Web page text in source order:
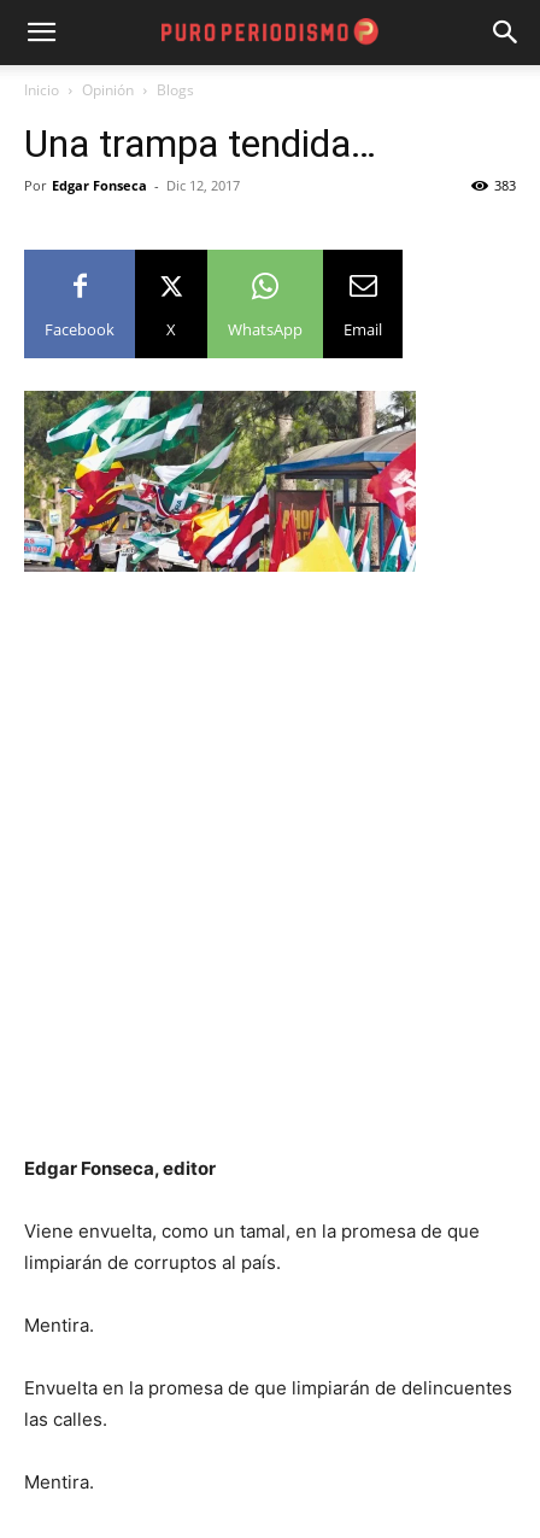
Inicio Opinión Blogs
Una trampa tendida…
Por Edgar Fonseca - Dic 12, 2017 383
Facebook X WhatsApp Email
Edgar Fonseca, editor
Viene envuelta, como un tamal, en la promesa de que
limpiarán de corruptos al país.
Mentira.
Envuelta en la promesa de que limpiarán de delincuentes
las calles.
Mentira.